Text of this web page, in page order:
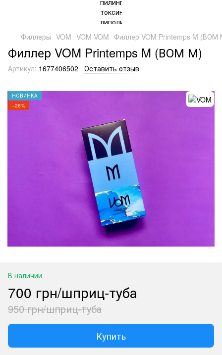
Филлеры VOM VOM VOM Филлер VOM Printemps M (ВОМ
Филлер VOM Printemps M (ВОМ М)
Артикул: 1677406502 Оставить отзыв
НОВИНКА
−26%
В наличии
700 грн/шприц-туба
950 грн/шприц-туба
Купить